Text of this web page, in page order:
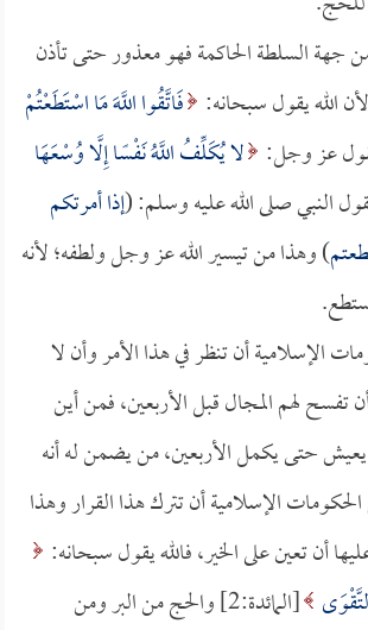
جهة السلطة الحاكمة فهو معذور حتى تأذن
الله يقول سبحانه: فَاتَّقُوا اللَّهَ مَا اسْتَطَعْتُمْ
لا يُكَلِّفُ اللَّهُ نَفْسًا إِلَّا وُسْعَهَا
إذا أمرتكم
) وهذا من تيسير الله عز وجل ولطفه؛ لأنه
الإسلامية أن تنظر في هذا الأمر وأن لا
تفسح لهم المجال قبل الأربعين، فمن أين
يعيش حتى يكمل الأربعين، من يضمن له أنه
الإسلامية أن تترك هذا القرار وهذا
أن تعين على الخير، فالله يقول سبحانه:
[المائدة:2] والحج من البر ومن